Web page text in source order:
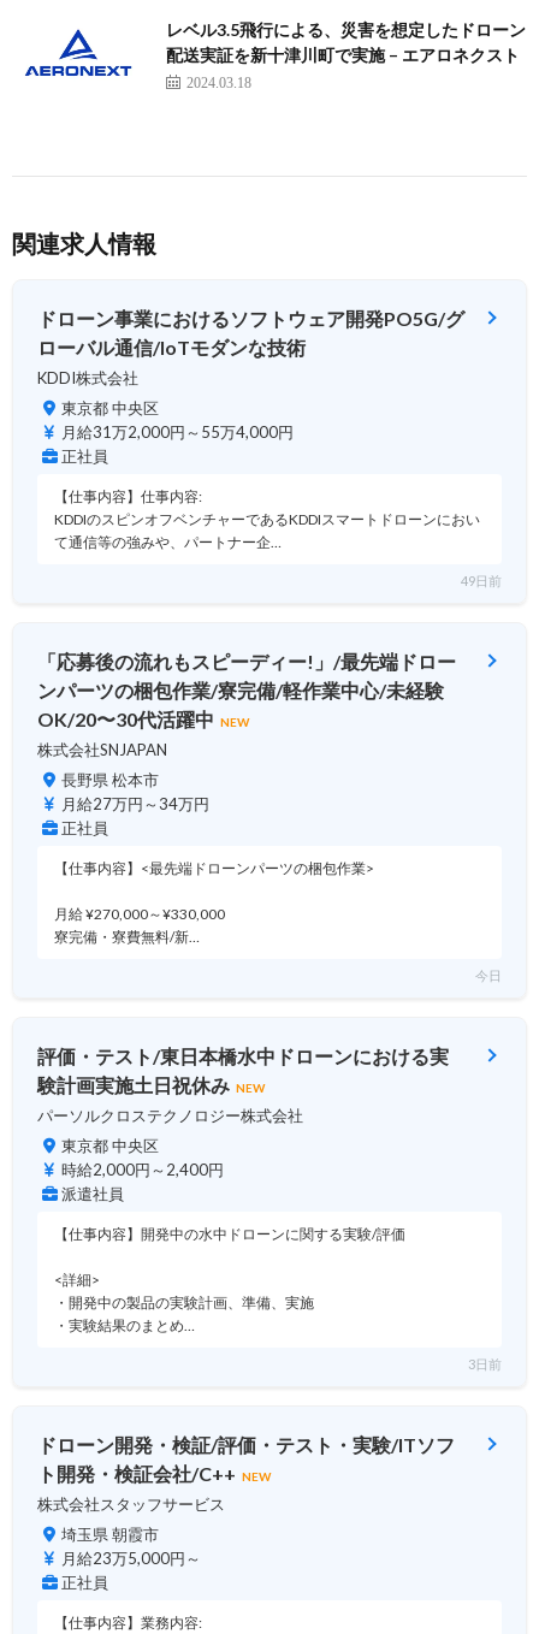
レベル3.5飛行による、災害を想定したドローン
配送実証を新十津川町で実施 – エアロネクスト
2024.03.18
関連求人情報
ドローン事業におけるソフトウェア開発PO5G/グ
ローバル通信/IoTモダンな技術
KDDI株式会社
東京都 中央区
月給31万2,000円～55万4,000円
正社員
【仕事内容】仕事内容:
KDDIのスピンオフベンチャーであるKDDIスマートドローンにおい
て通信等の強みや、パートナー企…
49日前
「応募後の流れもスピーディー!」/最先端ドロー
ンパーツの梱包作業/寮完備/軽作業中心/未経験
OK/20〜30代活躍中 NEW
株式会社SNJAPAN
長野県 松本市
月給27万円～34万円
正社員
【仕事内容】<最先端ドローンパーツの梱包作業>
月給 ¥270,000～¥330,000
寮完備・寮費無料/新…
今日
評価・テスト/東日本橋水中ドローンにおける実
験計画実施土日祝休み NEW
パーソルクロステクノロジー株式会社
東京都 中央区
時給2,000円～2,400円
派遣社員
【仕事内容】開発中の水中ドローンに関する実験/評価
<詳細>
・開発中の製品の実験計画、準備、実施
・実験結果のまとめ…
3日前
ドローン開発・検証/評価・テスト・実験/ITソフ
ト開発・検証会社/C++ NEW
株式会社スタッフサービス
埼玉県 朝霞市
月給23万5,000円～
正社員
【仕事内容】業務内容: